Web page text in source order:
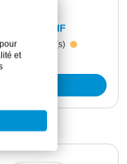
24 distributeur(s)
229.90 CHF
et